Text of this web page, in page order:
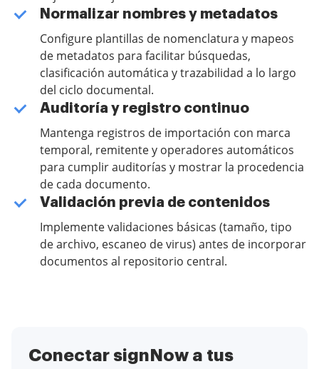
Normalizar nombres y metadatos
Configure plantillas de nomenclatura y mapeos
de metadatos para facilitar búsquedas,
clasificación automática y trazabilidad a lo largo
del ciclo documental.
Auditoría y registro continuo
Mantenga registros de importación con marca
temporal, remitente y operadores automáticos
para cumplir auditorías y mostrar la procedencia
de cada documento.
Validación previa de contenidos
Implemente validaciones básicas (tamaño, tipo
de archivo, escaneo de virus) antes de incorporar
documentos al repositorio central.
Conectar signNow a tus